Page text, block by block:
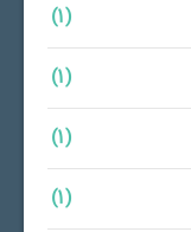
(1)
(1)
(1)
(1)